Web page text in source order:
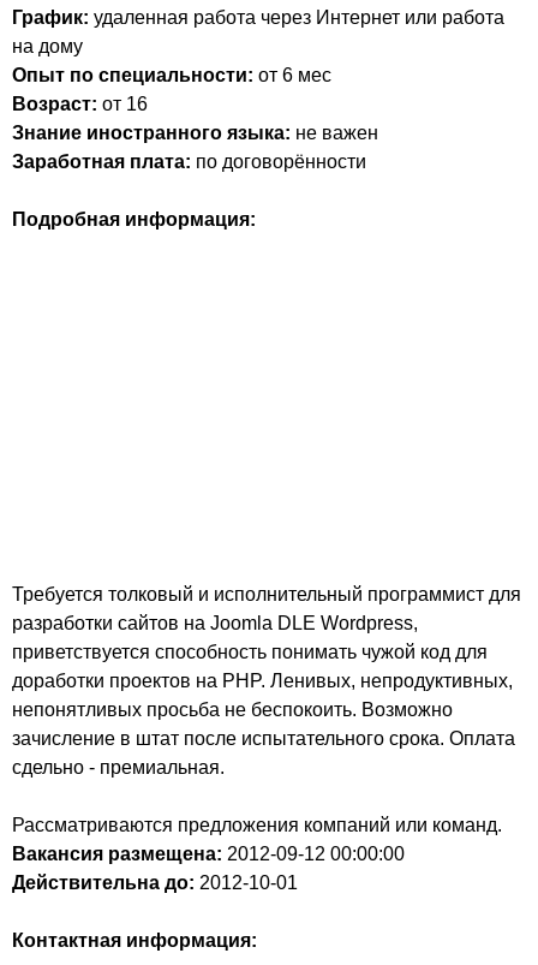
График: удаленная работа через Интернет или работа
на дому
Опыт по специальности: от 6 мес
Возраст: от 16
Знание иностранного языка: не важен
Заработная плата: по договорённости
Подробная информация:
Требуется толковый и исполнительный программист для
разработки сайтов на Joomla DLE Wordpress,
приветствуется способность понимать чужой код для
доработки проектов на PHP. Ленивых, непродуктивных,
непонятливых просьба не беспокоить. Возможно
зачисление в штат после испытательного срока. Оплата
сдельно - премиальная.
Рассматриваются предложения компаний или команд.
Вакансия размещена: 2012-09-12 00:00:00
Действительна до: 2012-10-01
Контактная информация: